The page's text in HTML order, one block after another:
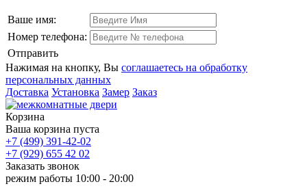
Ваше имя:
Номер телефона:
Отправить
Нажимая на кнопку, Вы соглашаетесь на обработку
персональных данных
Доставка Установка Замер Заказ
Корзина
Ваша корзина пуста
+7 (499) 391-42-02
+7 (929) 655 42 02
Заказать звонок
режим работы 10:00 - 20:00